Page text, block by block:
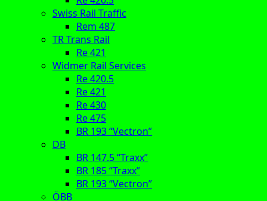
Swiss Rail Traffic
Rem 487
TR Trans Rail
Re 421
Widmer Rail Services
Re 420.5
Re 421
Re 430
Re 475
BR 193 “Vectron”
DB
BR 147.5 “Traxx”
BR 185 “Traxx”
BR 193 “Vectron”
ÖBB